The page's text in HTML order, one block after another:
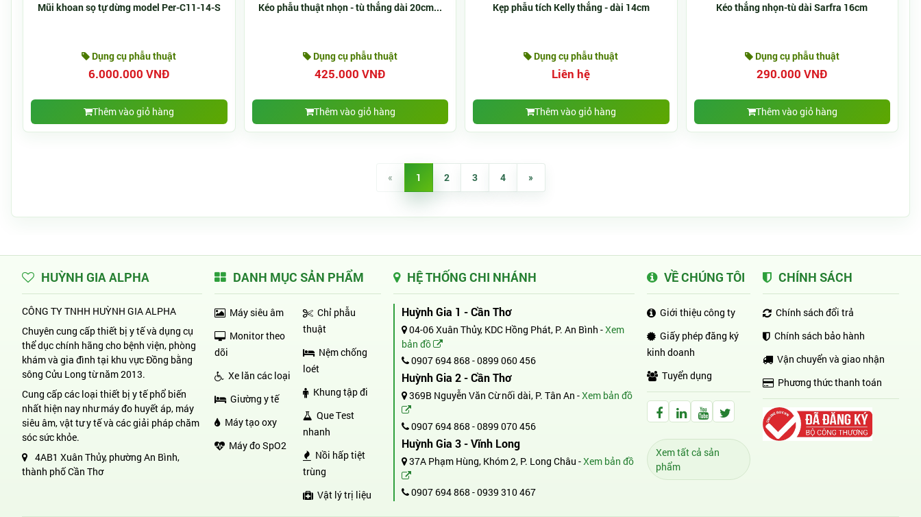
Mũi khoan sọ tự dừng model Per-C11-14-S
Dụng cụ phẫu thuật
6.000.000 VNĐ
Thêm vào giỏ hàng
Kéo phẫu thuật nhọn - tù thẳng dài 20cm...
Dụng cụ phẫu thuật
425.000 VNĐ
Thêm vào giỏ hàng
Kẹp phẫu tích Kelly thẳng - dài 14cm
Dụng cụ phẫu thuật
Liên hệ
Thêm vào giỏ hàng
Kéo thẳng nhọn-tù dài Sarfra 16cm
Dụng cụ phẫu thuật
290.000 VNĐ
Thêm vào giỏ hàng
« 1 2 3 4 »
HUỲNH GIA ALPHA
CÔNG TY TNHH HUỲNH GIA ALPHA
Chuyên cung cấp thiết bị y tế và dụng cụ
thể dục chính hãng cho bệnh viện, phòng
khám và gia đình tại khu vực Đồng bằng
sông Cửu Long từ năm 2013.
Cung cấp các loại thiết bị y tế phổ biến
nhất hiện nay như máy đo huyết áp, máy
siêu âm, vật tư y tế và các giải pháp chăm
sóc sức khỏe.
4AB1 Xuân Thủy, phường An Bình,
thành phố Cần Thơ
DANH MỤC SẢN PHẨM
Máy siêu âm
Monitor theo
dõi
Xe lăn các loại
Giường y tế
Máy tạo oxy
Máy đo SpO2
Chỉ phẫu
thuật
Nệm chống
loét
Khung tập đi
Que Test
nhanh
Nồi hấp tiệt
trùng
Vật lý trị liệu
HỆ THỐNG CHI NHÁNH
Huỳnh Gia 1 - Cần Thơ
04-06 Xuân Thủy, KDC Hồng Phát, P. An Bình -Xem
bản đồ
0907 694 868 -0899 060 456
Huỳnh Gia 2 - Cần Thơ
369B Nguyễn Văn Cừ nối dài, P. Tân An -Xem bản đồ
0907 694 868 -0899 070 456
Huỳnh Gia 3 - Vĩnh Long
37A Phạm Hùng, Khóm 2, P. Long Châu -Xem bản đồ
0907 694 868 -0939 310 467
VỀ CHÚNG TÔI
Giới thiệu công ty
Giấy phép đăng ký
kinh doanh
Tuyển dụng
Facebook Huỳnh Gia Alpha
LinkedIn Huỳnh Gia Alpha
YouTube Huỳnh Gia Alpha
Twitter Huỳnh Gia Alpha
Xem tất cả sản
phẩm
CHÍNH SÁCH
Chính sách đổi trả
Chính sách bảo hành
Vận chuyển và giao nhận
Phương thức thanh toán